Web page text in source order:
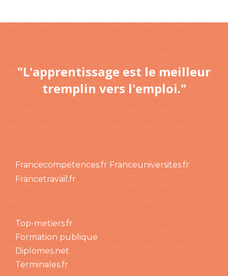
"L'apprentissage est le meilleur
tremplin vers l'emploi."
Francecompetences.fr Franceuniversites.fr
Francetravail.fr
Top-metiers.fr
Formation publique
Diplomes.net
Terminales.fr